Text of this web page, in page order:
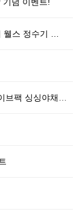
기념 이벤트!
웰스 정수기 …
팩 싱싱야채+…